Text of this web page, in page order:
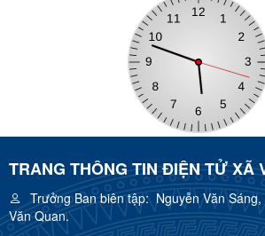
TRANG THÔNG TIN ĐIỆN TỬ XÃ
Trưởng Ban biên tập:Nguyễn Văn Sáng,
Văn Quan.